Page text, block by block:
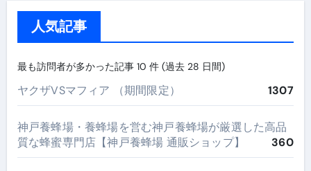
人気記事
最も訪問者が多かった記事 10 件 (過去 28 日間)
ヤクザVSマフィア （期間限定） 1307
神戸養蜂場・養蜂場を営む神戸養蜂場が厳選した高品
質な蜂蜜専門店【神戸養蜂場 通販ショップ】
360